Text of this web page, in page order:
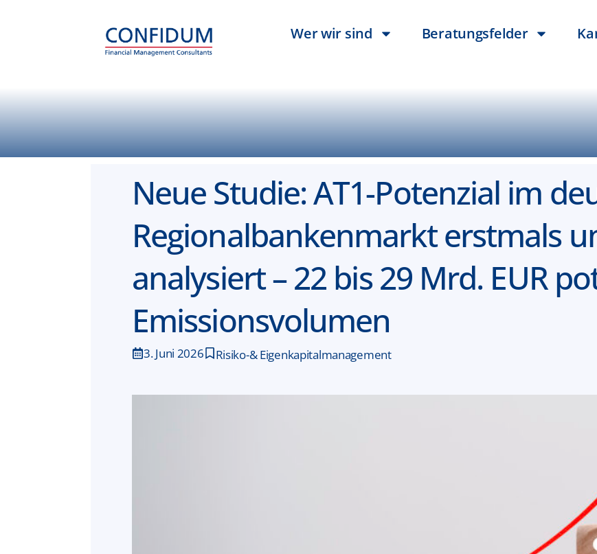
Wer wir sind Beratungsfelder
Neue Studie: AT1-Potenzial im
Regionalbankenmarkt erstmals
analysiert – 22 bis 29 Mrd. EUR
Emissionsvolumen
3. Juni 2026 Risiko-& Eigenkapitalmanagement